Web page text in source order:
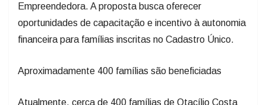
Empreendedora. A proposta busca oferecer
oportunidades de capacitação e incentivo à autonomia
financeira para famílias inscritas no Cadastro Único.
Aproximadamente 400 famílias são beneficiadas
Atualmente, cerca de 400 famílias de Otacílio Costa